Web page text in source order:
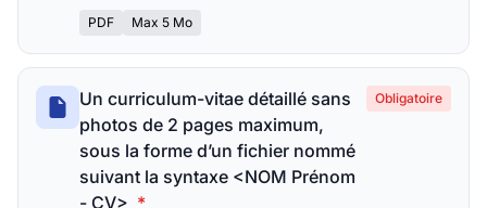
PDF Max 5 Mo
Un curriculum-vitae détaillé sans
photos de 2 pages maximum,
sous la forme d’un fichier nommé
suivant la syntaxe <NOM Prénom
- CV> *
Obligatoire